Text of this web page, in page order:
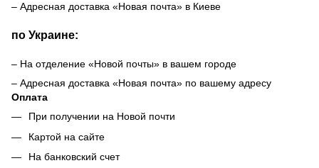
– Адресная доставка «Новая почта» в Киеве
по Украине:
– На отделение «Новой почты» в вашем городе
– Адресная доставка «Новая почта» по вашему адресу
Оплата
При получении на Новой почти
Картой на сайте
На банковский счет